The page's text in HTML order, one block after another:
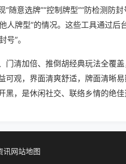
随意选牌”“控制牌型”“防检测防
人牌型”的情况。这些工具通过后
”。
门清加倍、推倒胡经典玩法全覆
可观，界面清爽舒适，牌面清晰
，是休闲社交、联络乡情的绝佳
讯网站地图